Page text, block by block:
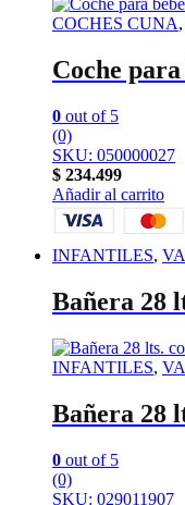
COCHES CUNA,
Coche
0 out of 5
(0)
SKU: 050000027
$ 234.499
Añadir al carrito
INFANTILES,
Bañera 28
INFANTILES,
Bañera 28
0 out of 5
(0)
SKU: 029011907